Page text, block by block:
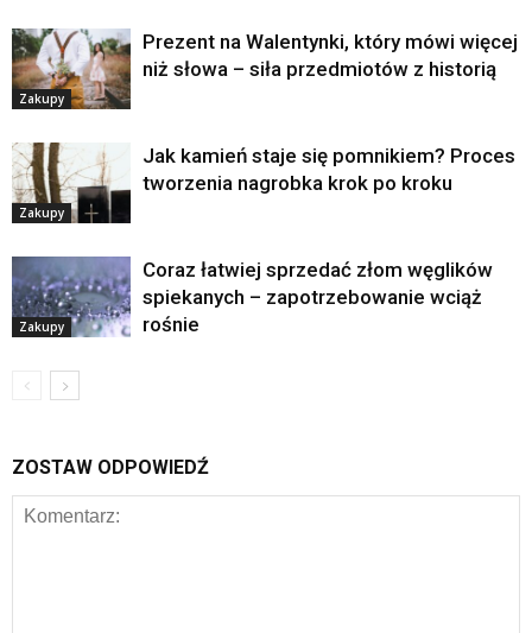
Zakupy
Prezent na Walentynki, który mówi więcej
niż słowa – siła przedmiotów z historią
Zakupy
Jak kamień staje się pomnikiem? Proces
tworzenia nagrobka krok po kroku
Zakupy
Coraz łatwiej sprzedać złom węglików
spiekanych – zapotrzebowanie wciąż
rośnie
ZOSTAW ODPOWIEDŹ